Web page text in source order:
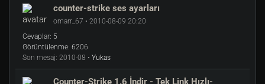
counter-strike ses ayarları
omarr_67 • 2010-08-09 20:20
Cevaplar: 5
Görüntülenme: 6206
Son mesaj: 2010-08 • Yukas
Counter-Strike 1.6 İndir - Tek Link Hızlı-